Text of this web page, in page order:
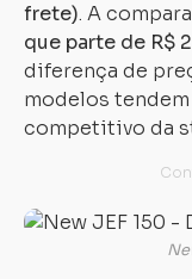
frete). A
que parte de R$
diferença de
modelos
competitivo da